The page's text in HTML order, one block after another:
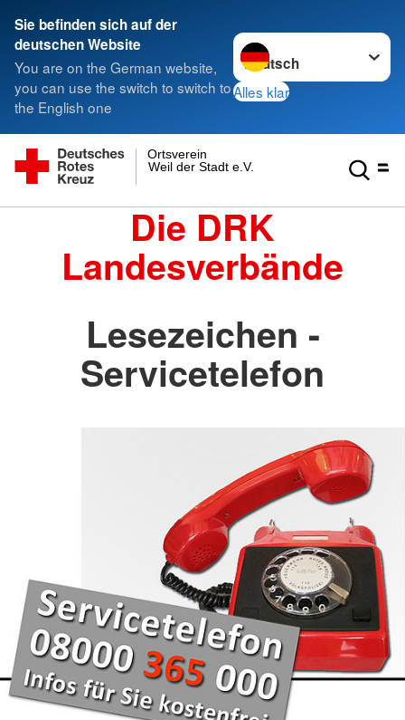
Sie befinden sich auf der
deutschen Website
You are on the German website,
you can use the switch to switch to
the English one
Sprache wechseln zu
Alles klar
Weil der Stadt e.V.
Ortsverein
Die DRK
Landesverbände
Lesezeichen -
Servicetelefon